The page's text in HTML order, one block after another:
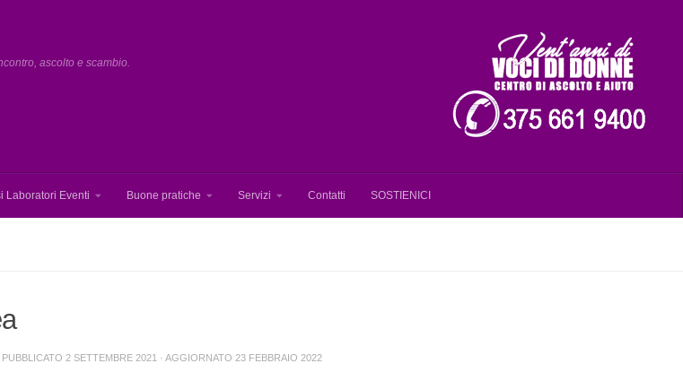
ascolto e scambio.
Laboratori Eventi Buone pratiche Servizi Contatti SOSTIENICI
PUBBLICATO 2 SETTEMBRE 2021 · AGGIORNATO 23 FEBBRAIO 2022